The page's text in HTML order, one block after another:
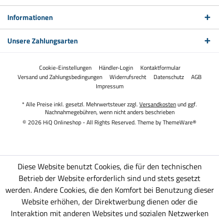
Informationen
Unsere Zahlungsarten
Cookie-Einstellungen Händler-Login
Kontaktformular
Versand und Zahlungsbedingungen
Widerrufsrecht Datenschutz
AGB
Impressum
* Alle Preise inkl. gesetzl. Mehrwertsteuer zzgl. Versandkostenund ggf.
Nachnahmegebühren, wenn nicht anders beschrieben
© 2026 HiQ Onlineshop - All Rights Reserved. Theme byThemeWare®
Diese Website benutzt Cookies, die für den technischen
Betrieb der Website erforderlich sind und stets gesetzt
werden. Andere Cookies, die den Komfort bei Benutzung dieser
Website erhöhen, der Direktwerbung dienen oder die
Interaktion mit anderen Websites und sozialen Netzwerken